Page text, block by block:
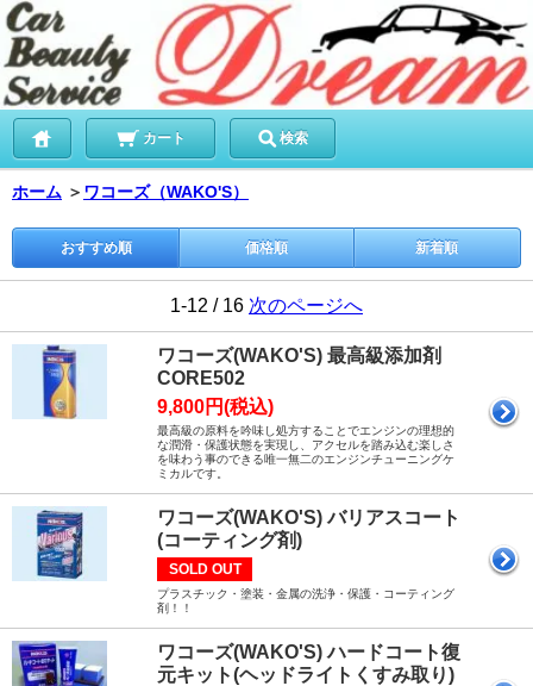
カート 検索
ホーム ＞ ワコーズ（WAKO'S）
おすすめ順 価格順 新着順
1-12 / 16 次のページへ
ワコーズ(WAKO'S) 最高級添加剤
CORE502
9,800円(税込)
最高級の原料を吟味し処方することでエンジンの理想的
な潤滑・保護状態を実現し、アクセルを踏み込む楽しさ
を味わう事のできる唯一無二のエンジンチューニングケ
ミカルです。
ワコーズ(WAKO'S) バリアスコート
(コーティング剤)
SOLD OUT
プラスチック・塗装・金属の洗浄・保護・コーティング
剤！！
ワコーズ(WAKO'S) ハードコート復
元キット(ヘッドライトくすみ取り)